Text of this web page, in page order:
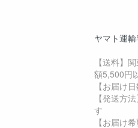
ヤマト運
【送料】
額5,500円
【お届け
【発送方
す
【お届け